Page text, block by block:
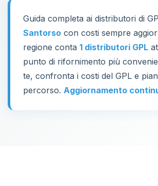
Guida completa ai distributori di
Santorso con costi sempre
regione conta 1 distributori GPL
punto di rifornimento più
te, confronta i costi del GPL e
percorso. Aggiornamento